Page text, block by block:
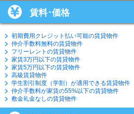
賃料･価格
初期費用クレジット払い可能の賃貸物件
仲介手数料無料の賃貸物件
フリーレントの賃貸物件
家賃3万円以下の賃貸物件
家賃5万円以下の賃貸物件
高級賃貸物件
学生割引制度（学割）が適用できる賃貸物件
仲介手数料が家賃の55%以下の賃貸物件
敷金礼金なしの賃貸物件